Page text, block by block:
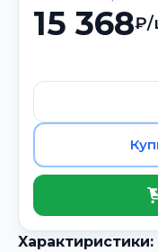
15 368₽/
Xарактиристики: